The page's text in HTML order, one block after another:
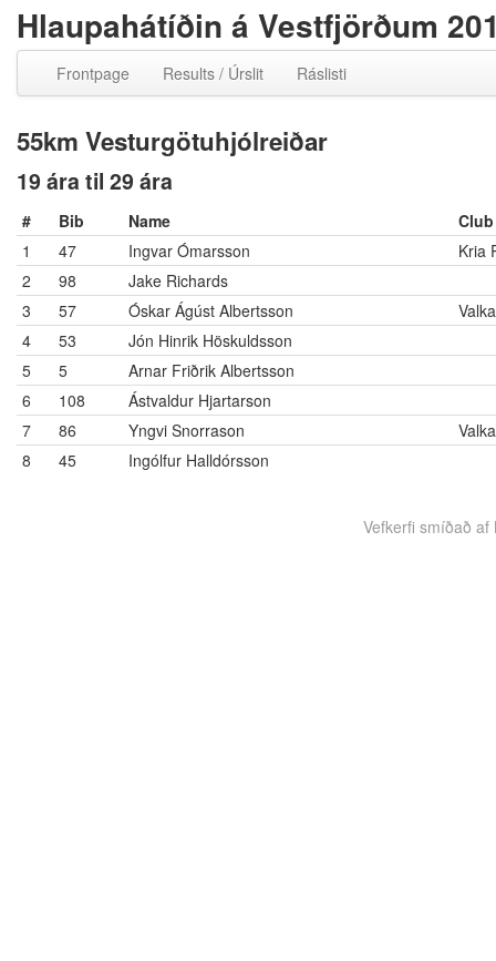
Hlaupahátíðin á Vestfjörðum
Frontpage Results / Úrslit Ráslisti
55km Vesturgötuhjólreiðar
19 ára til 29 ára
# Bib Name
Club
1
47 Ingvar Ómarsson
Kria
2
98
Jake Richards
3
57 Óskar Ágúst Albertsson
4
53
Jón Hinrik Höskuldsson
5
5
Arnar Friðrik Albertsson
6
108
Ástvaldur Hjartarson
7
86 Yngvi Snorrason
8
45 Ingólfur Halldórsson
Vefkerfi smíðað